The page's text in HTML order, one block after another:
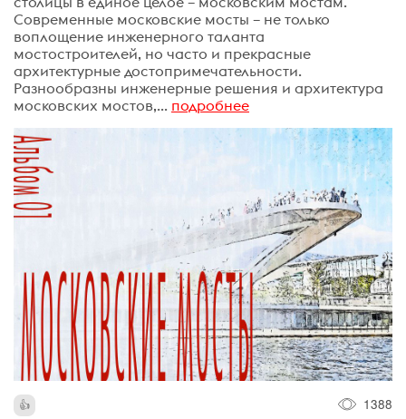
Современные московские мосты – не только
воплощение инженерного таланта
мостостроителей, но часто и прекрасные
архитектурные достопримечательности.
Разнообразны инженерные решения и архитектура
московских мостов,... подробнее
1388